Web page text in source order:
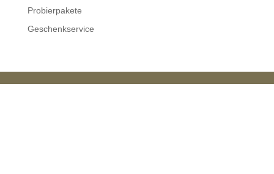
Probierpakete
Geschenkservice